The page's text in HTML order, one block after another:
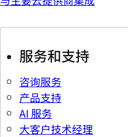
服务和支持
咨询服务
产品支持
AI 服务
大客户技术经理